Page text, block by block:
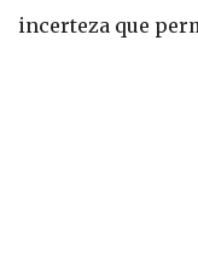
incerteza que